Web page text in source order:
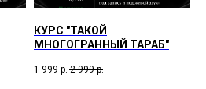
КУРС "ТАКОЙ
МНОГОГРАННЫЙ ТАРАБ"
1 999 р. 2 999 р.